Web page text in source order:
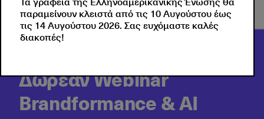
Δωρεάν Webinar
Brandformance & AI
παραμείνουν κλειστά από τις 10 Αυγούστου έως
τις 14 Αυγούστου 2026. Σας ευχόμαστε καλές
διακοπές!